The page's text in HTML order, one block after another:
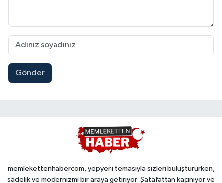
Gönder
memlekettenhabercom, yepyeni temasıyla sizleri buluştururken,
sadelik ve modernizmi bir araya getiriyor. Şatafattan kaçınıyor ve